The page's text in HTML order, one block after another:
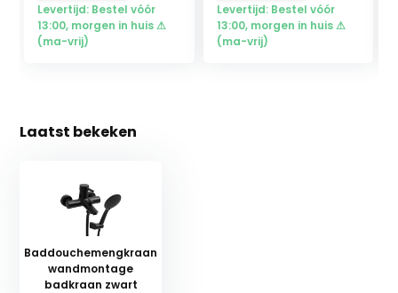
Levertijd: Bestel vóór
13:00, morgen in huis ⚠
(ma-vrij)
Levertijd: Bestel vóór
13:00, morgen in huis ⚠
(ma-vrij)
Laatst bekeken
Baddouchemengkraan
wandmontage
badkraan zwart